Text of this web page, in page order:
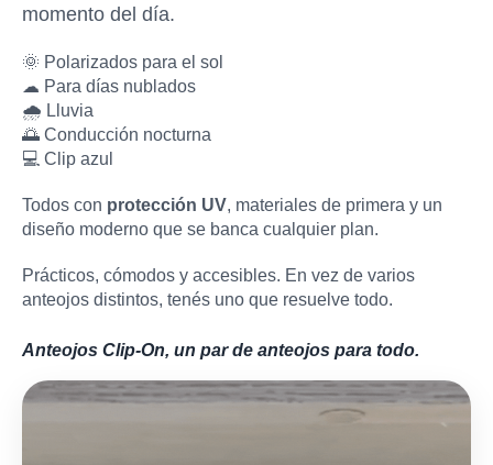
momento del día.
🌞 Polarizados para el sol
☁ Para días nublados
🌧 Lluvia
🌅 Conducción nocturna
💻 Clip azul
Todos con protección UV, materiales de primera y un
diseño moderno que se banca cualquier plan.
Prácticos, cómodos y accesibles. En vez de varios
anteojos distintos, tenés uno que resuelve todo.
Anteojos Clip-On, un par de anteojos para todo.